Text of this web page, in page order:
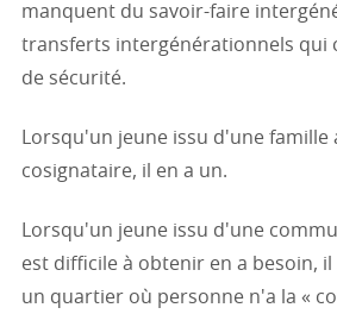
manquent du savoir-faire
transferts intergénérationnels qui
de sécurité.
Lorsqu'un jeune issu d'une famille
cosignataire, il en a un.
Lorsqu'un jeune issu d'une
est difficile à obtenir en a besoin,
un quartier où personne n'a la «